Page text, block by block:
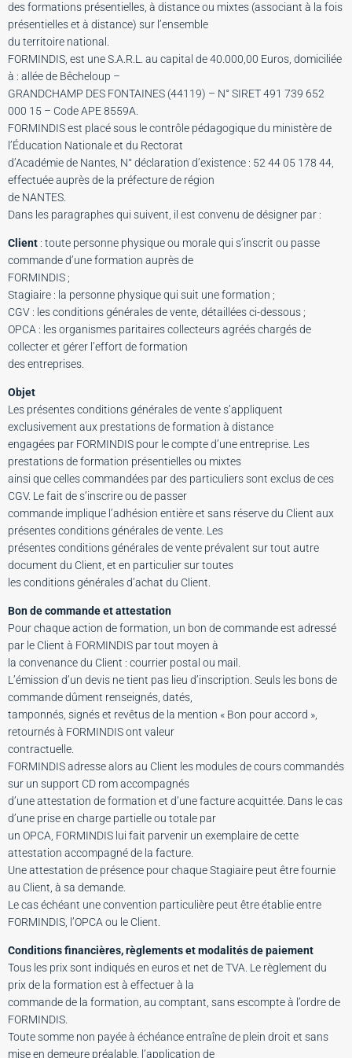
des formations présentielles, à distance ou mixtes (associant à la fois
présentielles et à distance) sur l’ensemble
du territoire national.
FORMINDIS, est une S.A.R.L. au capital de 40.000,00 Euros, domiciliée
à : allée de Bêcheloup –
GRANDCHAMP DES FONTAINES (44119) – N° SIRET 491 739 652
000 15 – Code APE 8559A.
FORMINDIS est placé sous le contrôle pédagogique du ministère de
l’Éducation Nationale et du Rectorat
d’Académie de Nantes, N° déclaration d’existence : 52 44 05 178 44,
effectuée auprès de la préfecture de région
de NANTES.
Dans les paragraphes qui suivent, il est convenu de désigner par :
Client : toute personne physique ou morale qui s’inscrit ou passe
commande d’une formation auprès de
FORMINDIS ;
Stagiaire : la personne physique qui suit une formation ;
CGV : les conditions générales de vente, détaillées ci-dessous ;
OPCA : les organismes paritaires collecteurs agréés chargés de
collecter et gérer l’effort de formation
des entreprises.
Objet
Les présentes conditions générales de vente s’appliquent
exclusivement aux prestations de formation à distance
engagées par FORMINDIS pour le compte d’une entreprise. Les
prestations de formation présentielles ou mixtes
ainsi que celles commandées par des particuliers sont exclus de ces
CGV. Le fait de s’inscrire ou de passer
commande implique l’adhésion entière et sans réserve du Client aux
présentes conditions générales de vente. Les
présentes conditions générales de vente prévalent sur tout autre
document du Client, et en particulier sur toutes
les conditions générales d’achat du Client.
Bon de commande et attestation
Pour chaque action de formation, un bon de commande est adressé
par le Client à FORMINDIS par tout moyen à
la convenance du Client : courrier postal ou mail.
L’émission d’un devis ne tient pas lieu d’inscription. Seuls les bons de
commande dûment renseignés, datés,
tamponnés, signés et revêtus de la mention « Bon pour accord »,
retournés à FORMINDIS ont valeur
contractuelle.
FORMINDIS adresse alors au Client les modules de cours commandés
sur un support CD rom accompagnés
d’une attestation de formation et d’une facture acquittée. Dans le cas
d’une prise en charge partielle ou totale par
un OPCA, FORMINDIS lui fait parvenir un exemplaire de cette
attestation accompagné de la facture.
Une attestation de présence pour chaque Stagiaire peut être fournie
au Client, à sa demande.
Le cas échéant une convention particulière peut être établie entre
FORMINDIS, l’OPCA ou le Client.
Conditions financières, règlements et modalités de paiement
Tous les prix sont indiqués en euros et net de TVA. Le règlement du
prix de la formation est à effectuer à la
commande de la formation, au comptant, sans escompte à l’ordre de
FORMINDIS.
Toute somme non payée à échéance entraîne de plein droit et sans
mise en demeure préalable, l’application de